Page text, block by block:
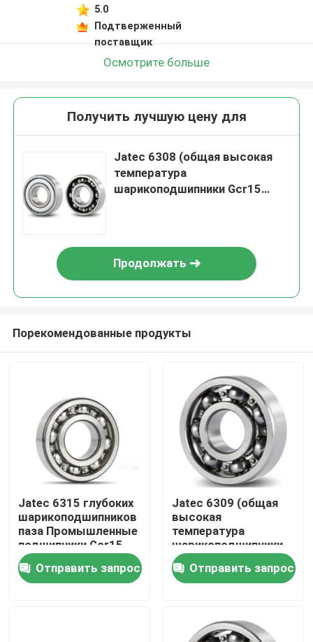
Дом
5.0
Подтверженный
поставщик
Осмотрите больше
Получить лучшую цену для
Jatec 6308 (общая высокая
температура
шарикоподшипники Gcr15
Продолжать
Порекомендованные продукты
Jatec 6315 глубоких
шарикоподшипников
паза Промышленные
подшипники Gcr15
Китай редуктора
Отправить запрос
Jatec 6309 (общая
высокая
температура
шарикоподшипники
Gcr15 45×100×25
паза мотора)
глубокие
Отправить запрос